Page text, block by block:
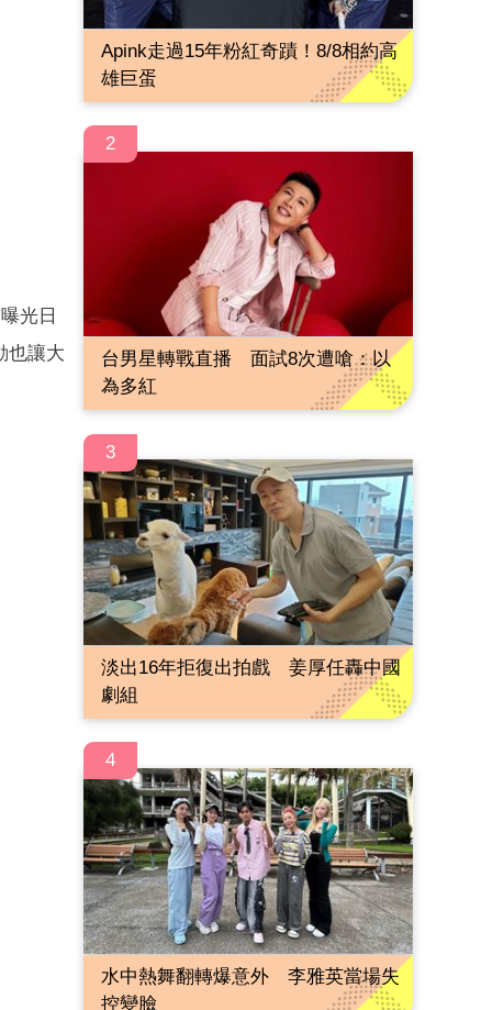
光日
也讓大
Apink走過15年粉紅奇蹟！8/8相約高
雄巨蛋
2
台男星轉戰直播 面試8次遭嗆：以
為多紅
3
淡出16年拒復出拍戲 姜厚任轟中國
劇組
4
水中熱舞翻轉爆意外 李雅英當場失
控變臉